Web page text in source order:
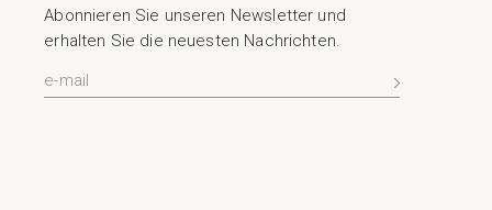
Abonnieren Sie unseren Newsletter und
erhalten Sie die neuesten Nachrichten.